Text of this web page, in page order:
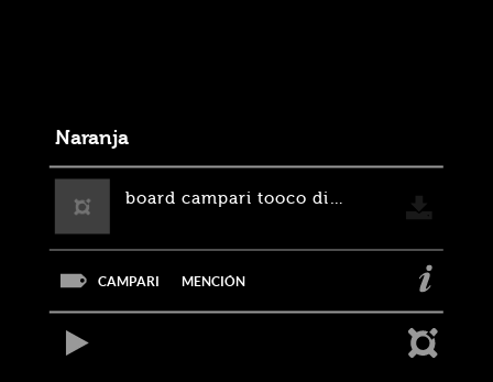
Naranja
board campari tooco digital.jpg
CAMPARI MENCIÓN